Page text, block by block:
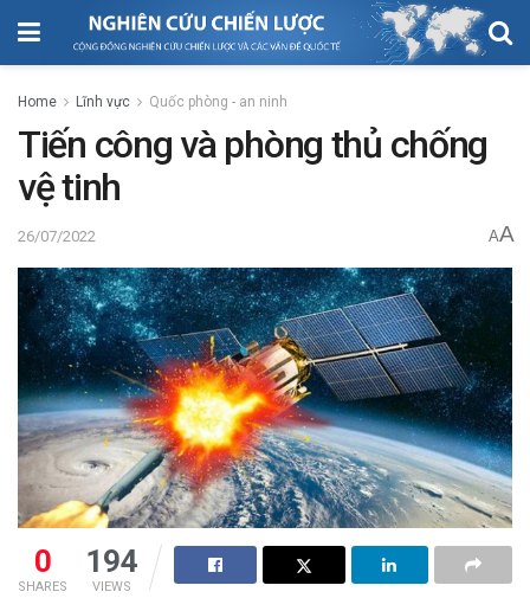
Home Lĩnh vực Quốc phòng - an ninh
Tiến công và phòng thủ chống
vệ tinh
26/07/2022 AA
0
SHARES
194
VIEWS